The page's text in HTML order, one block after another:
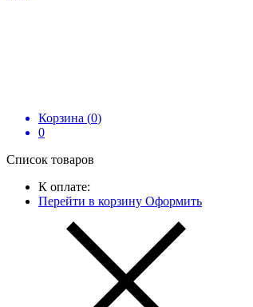
Корзина (0)
0
Список товаров
К оплате:
Перейти в корзину Оформить